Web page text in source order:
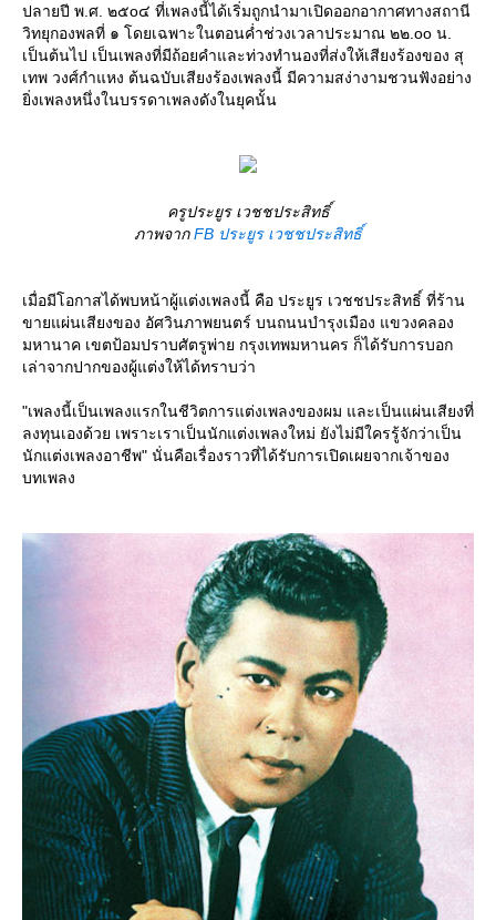
ปลายปี พ.ศ. ๒๕o๔ ที่เพลงนี้ได้เริ่มถูกนำมาเปิดออกอากาศทางสถานี
วิทยุกองพลที่ ๑ โดยเฉพาะในตอนค่ำช่วงเวลาประมาณ ๒๒.oo น.
เป็นต้นไป เป็นเพลงที่มีถ้อยคำและท่วงทำนองที่ส่งให้เสียงร้องของ สุ
เทพ วงศ์กำแหง ต้นฉบับเสียงร้องเพลงนี้ มีความสง่างามชวนฟังอย่าง
ิ่งเพลงหนึ่งในบรรดาเพลงดังในยุคนั้น
ครูประยูร เวชชประสิทธิ์
ภาพจากFB ประยูร เวชชประสิทธิ์
เมื่อมีโอกาสได้พบหน้าผู้แต่งเพลงนี้ คือ ประยูร เวชชประสิทธิ์ ที่ร้าน
ขายแผ่นเสียงของ อัศวินภาพยนตร์ บนถนนบำรุงเมือง แขวงคลอง
มหานาค เขตป้อมปราบศัตรูพ่าย กรุงเทพมหานคร ก็ได้รับการบอก
เล่าจากปากของผู้แต่งให้ได้ทราบว่า
"เพลงนี้เป็นเพลงแรกในชีวิตการแต่งเพลงของผม และเป็นแผ่นเสียงที่
ลงทุนเองด้วย เพราะเราเป็นนักแต่งเพลงใหม่ ยังไม่มีใครรู้จักว่าเป็น
นักแต่งเพลงอาชีพ" นั่นคือเรื่องราวที่ได้รับการเปิดเผยจากเจ้าของ
บทเพลง